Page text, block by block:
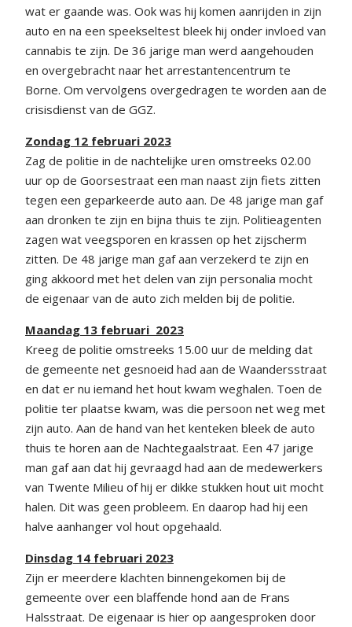
wat er gaande was. Ook was hij komen aanrijden in zijn
auto en na een speekseltest bleek hij onder invloed van
cannabis te zijn. De 36 jarige man werd aangehouden
en overgebracht naar het arrestantencentrum te
Borne. Om vervolgens overgedragen te worden aan de
crisisdienst van de GGZ.
Zondag 12 februari 2023
Zag de politie in de nachtelijke uren omstreeks 02.00
uur op de Goorsestraat een man naast zijn fiets zitten
tegen een geparkeerde auto aan. De 48 jarige man gaf
aan dronken te zijn en bijna thuis te zijn. Politieagenten
zagen wat veegsporen en krassen op het zijscherm
zitten. De 48 jarige man gaf aan verzekerd te zijn en
ging akkoord met het delen van zijn personalia mocht
de eigenaar van de auto zich melden bij de politie.
Maandag 13 februari 2023
Kreeg de politie omstreeks 15.00 uur de melding dat
de gemeente net gesnoeid had aan de Waandersstraat
en dat er nu iemand het hout kwam weghalen. Toen de
politie ter plaatse kwam, was die persoon net weg met
zijn auto. Aan de hand van het kenteken bleek de auto
thuis te horen aan de Nachtegaalstraat. Een 47 jarige
man gaf aan dat hij gevraagd had aan de medewerkers
van Twente Milieu of hij er dikke stukken hout uit mocht
halen. Dit was geen probleem. En daarop had hij een
halve aanhanger vol hout opgehaald.
Dinsdag 14 februari 2023
Zijn er meerdere klachten binnengekomen bij de
gemeente over een blaffende hond aan de Frans
Halsstraat. De eigenaar is hier op aangesproken door